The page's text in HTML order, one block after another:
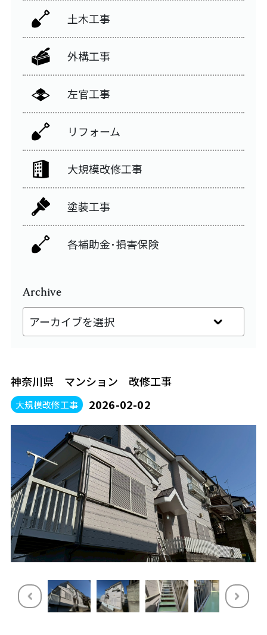
土木工事
外構工事
左官工事
リフォーム
大規模改修工事
塗装工事
各補助金･損害保険
Archive
アーカイブを選択
大規模改修工事 2026-02-02
神奈川県 マンション 改修工事